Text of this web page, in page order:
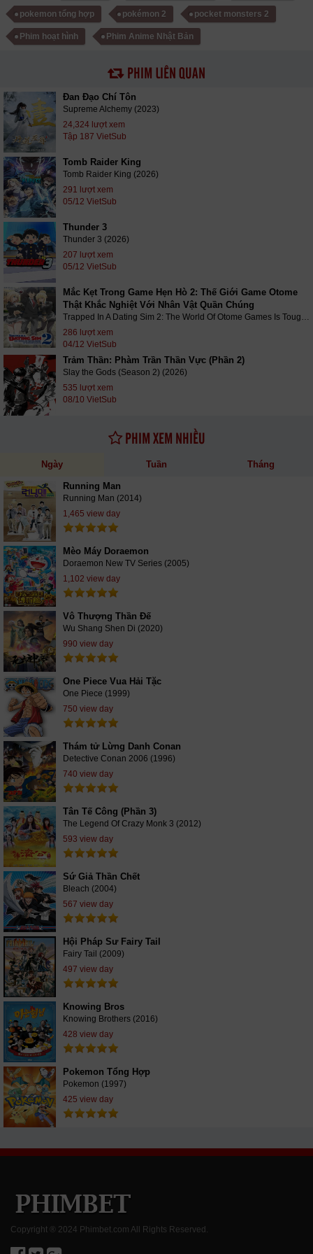
pokemon tổng hợp pokémon 2 pocket monsters 2
Phim hoạt hình Phim Anime Nhật Bản
PHIM LIÊN QUAN
Đan Đạo Chí Tôn
Supreme Alchemy (2023)
24,324 lượt xem
Tập 187 VietSub
Tomb Raider King
Tomb Raider King (2026)
291 lượt xem
05/12 VietSub
Thunder 3
Thunder 3 (2026)
207 lượt xem
05/12 VietSub
Mắc Kẹt Trong Game Hẹn Hò 2: Thế Giới Game Otome
Thật Khắc Nghiệt Với Nhân Vật Quần Chúng
Trapped In A Dating Sim 2: The World Of Otome Games Is Tough For Mobs (2026)
286 lượt xem
04/12 VietSub
Trảm Thần: Phàm Trần Thần Vực (Phần 2)
Slay the Gods (Season 2) (2026)
535 lượt xem
08/10 VietSub
PHIM XEM NHIỀU
Ngày Tuần Tháng
Running Man
Running Man (2014)
1,465 view day
Mèo Máy Doraemon
Doraemon New TV Series (2005)
1,102 view day
Vô Thượng Thần Đế
Wu Shang Shen Di (2020)
990 view day
One Piece Vua Hải Tặc
One Piece (1999)
750 view day
Thám tử Lừng Danh Conan
Detective Conan 2006 (1996)
740 view day
Tân Tế Công (Phần 3)
The Legend Of Crazy Monk 3 (2012)
593 view day
Sứ Giả Thần Chết
Bleach (2004)
567 view day
Hội Pháp Sư Fairy Tail
Fairy Tail (2009)
497 view day
Knowing Bros
Knowing Brothers (2016)
428 view day
Pokemon Tổng Hợp
Pokemon (1997)
425 view day
Copyright ® 2024 Phimbet.com All Rights Reserved.